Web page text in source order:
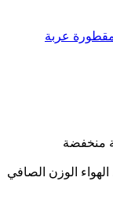
عربة
منخفضة
الوزن الصافي